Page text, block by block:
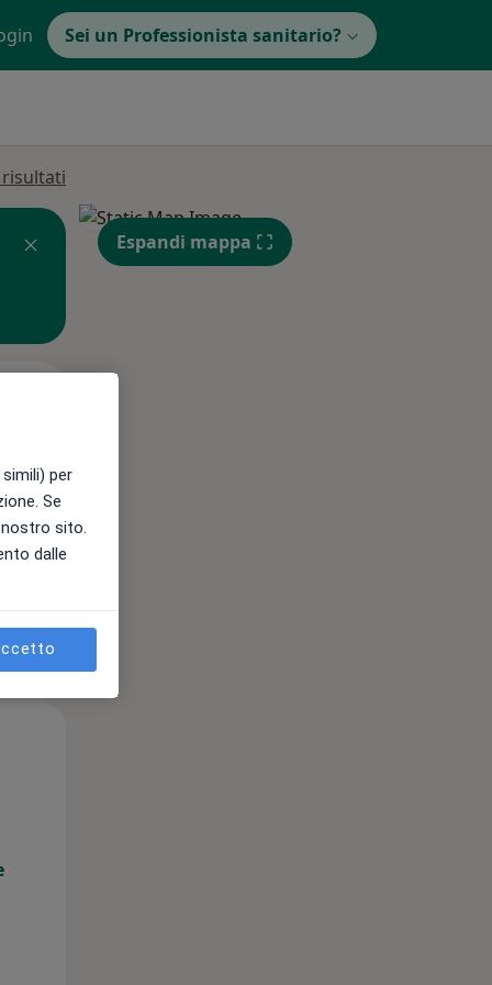
Sei un Professionista sanitario?
Espandi mappa
per
Se
sito.
dalle